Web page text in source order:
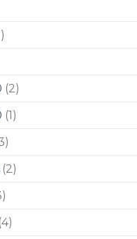
(2)
(1)
(2)
(4)